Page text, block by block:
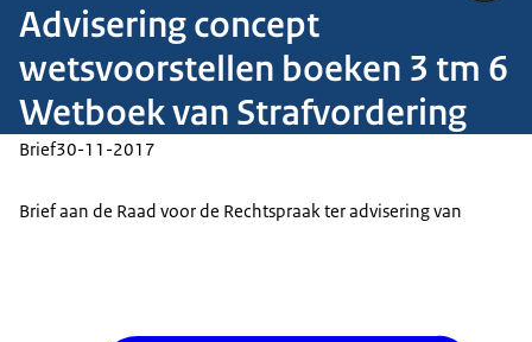
Advisering concept
wetsvoorstellen boeken 3 tm 6
Wetboek van Strafvordering
Brief30-11-2017
Brief aan de Raad voor de Rechtspraak ter advisering van